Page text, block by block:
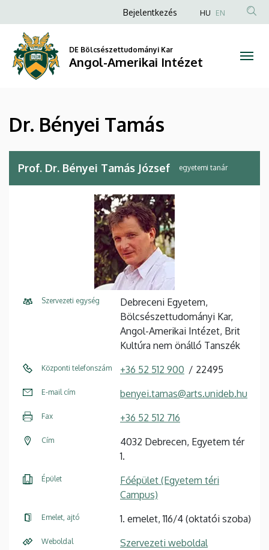
Bényei
Tamás
Angol-
Amerikai
Intézet
a
tartalomra
Anonim
fiók
menüje
Bejelentkezés HU EN
DE Bölcsészettudományi Kar
Angol-Amerikai Intézet
Dr. Bényei Tamás
Prof. Dr. Bényei Tamás József egyetemi tanár
Szervezeti egység
Debreceni Egyetem,
Bölcsészettudományi Kar,
Angol-Amerikai Intézet, Brit
Kultúra nem önálló Tanszék
Központi telefonszám +36 52 512 900 22495
E-mail cím benyei.tamas@arts.unideb.hu
Fax +36 52 512 716
Cím
4032 Debrecen, Egyetem tér
1.
Épület
Főépület (Egyetem téri
Campus)
Emelet, ajtó 1. emelet, 116/4 (oktatói szoba)
Weboldal
Szervezeti weboldal